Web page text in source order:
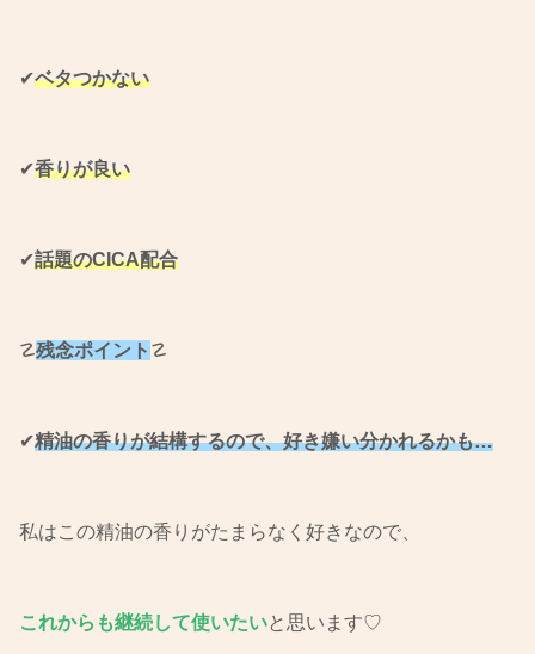
✔︎ベタつかない
✔︎香りが良い
✔︎話題のCICA配合
☡残念ポイント ☡
✔︎精油の香りが結構するので、好き嫌い分かれるかも…
私はこの精油の香りがたまらなく好きなので、
これからも継続して使いたいと思います♡